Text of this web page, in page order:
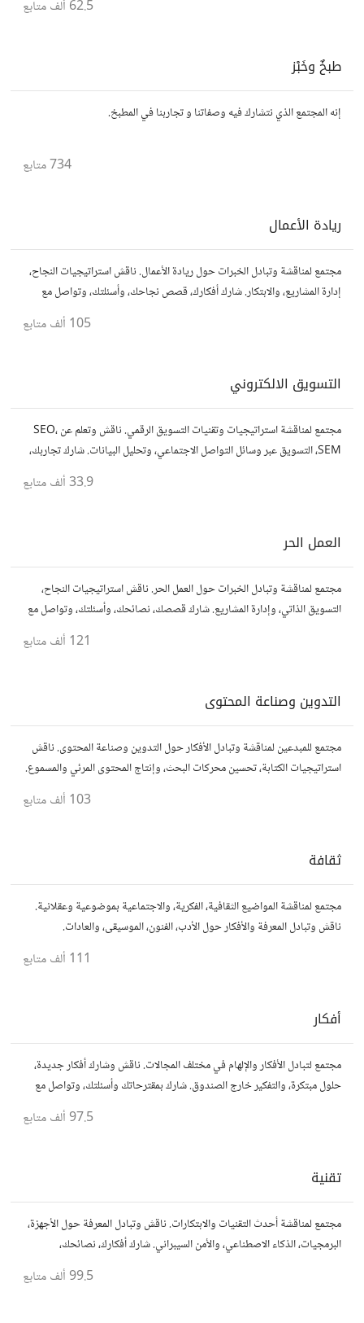
62.5 ألف متابع
طبخٌ وخَبْز
إنه المجتمع الذي نتشارك فيه وصفاتنا و تجاربنا في المطبخ.
734متابع
ريادة الأعمال
مجتمع لمناقشة وتبادل الخبرات حول ريادة الأعمال. ناقش استراتيجيات النجاح،
إدارة المشاريع، والابتكار. شارك أفكارك، قصص نجاحك، وأسئلتك، وتواصل مع
105 ألف متابع
التسويق الالكتروني
مجتمع لمناقشة استراتيجيات وتقنيات التسويق الرقمي. ناقش وتعلم عن SEO،
SEM، التسويق عبر وسائل التواصل الاجتماعي، وتحليل البيانات. شارك تجاربك،
33.9 ألف متابع
العمل الحر
مجتمع لمناقشة وتبادل الخبرات حول العمل الحر. ناقش استراتيجيات النجاح،
التسويق الذاتي، وإدارة المشاريع. شارك قصصك، نصائحك، وأسئلتك، وتواصل مع
121 ألف متابع
التدوين وصناعة المحتوى
مجتمع للمبدعين لمناقشة وتبادل الأفكار حول التدوين وصناعة المحتوى. ناقش
استراتيجيات الكتابة، تحسين محركات البحث، وإنتاج المحتوى المرئي والمسموع.
103 ألف متابع
ثقافة
مجتمع لمناقشة المواضيع الثقافية، الفكرية، والاجتماعية بموضوعية وعقلانية.
ناقش وتبادل المعرفة والأفكار حول الأدب، الفنون، الموسيقى، والعادات.
111 ألف متابع
أفكار
مجتمع لتبادل الأفكار والإلهام في مختلف المجالات. ناقش وشارك أفكار جديدة،
حلول مبتكرة، والتفكير خارج الصندوق. شارك بمقترحاتك وأسئلتك، وتواصل مع
97.5 ألف متابع
تقنية
مجتمع لمناقشة أحدث التقنيات والابتكارات. ناقش وتبادل المعرفة حول الأجهزة،
البرمجيات، الذكاء الاصطناعي، والأمن السيبراني. شارك أفكارك، نصائحك،
99.5 ألف متابع